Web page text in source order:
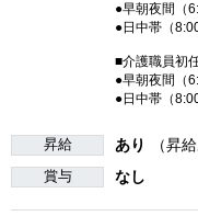
●早朝夜間（
●日中帯（
■介護職員初
●早朝夜間（
●日中帯（
昇給 あり （昇
賞与 なし